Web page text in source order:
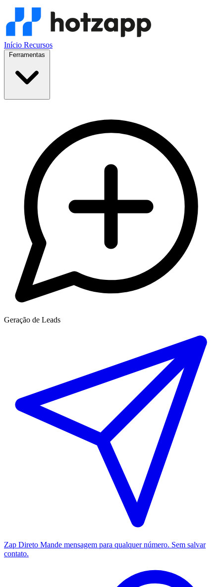
Início Recursos
Geração de Leads
Zap Direto Mande mensagem para qualquer número. Sem salvar
contato.